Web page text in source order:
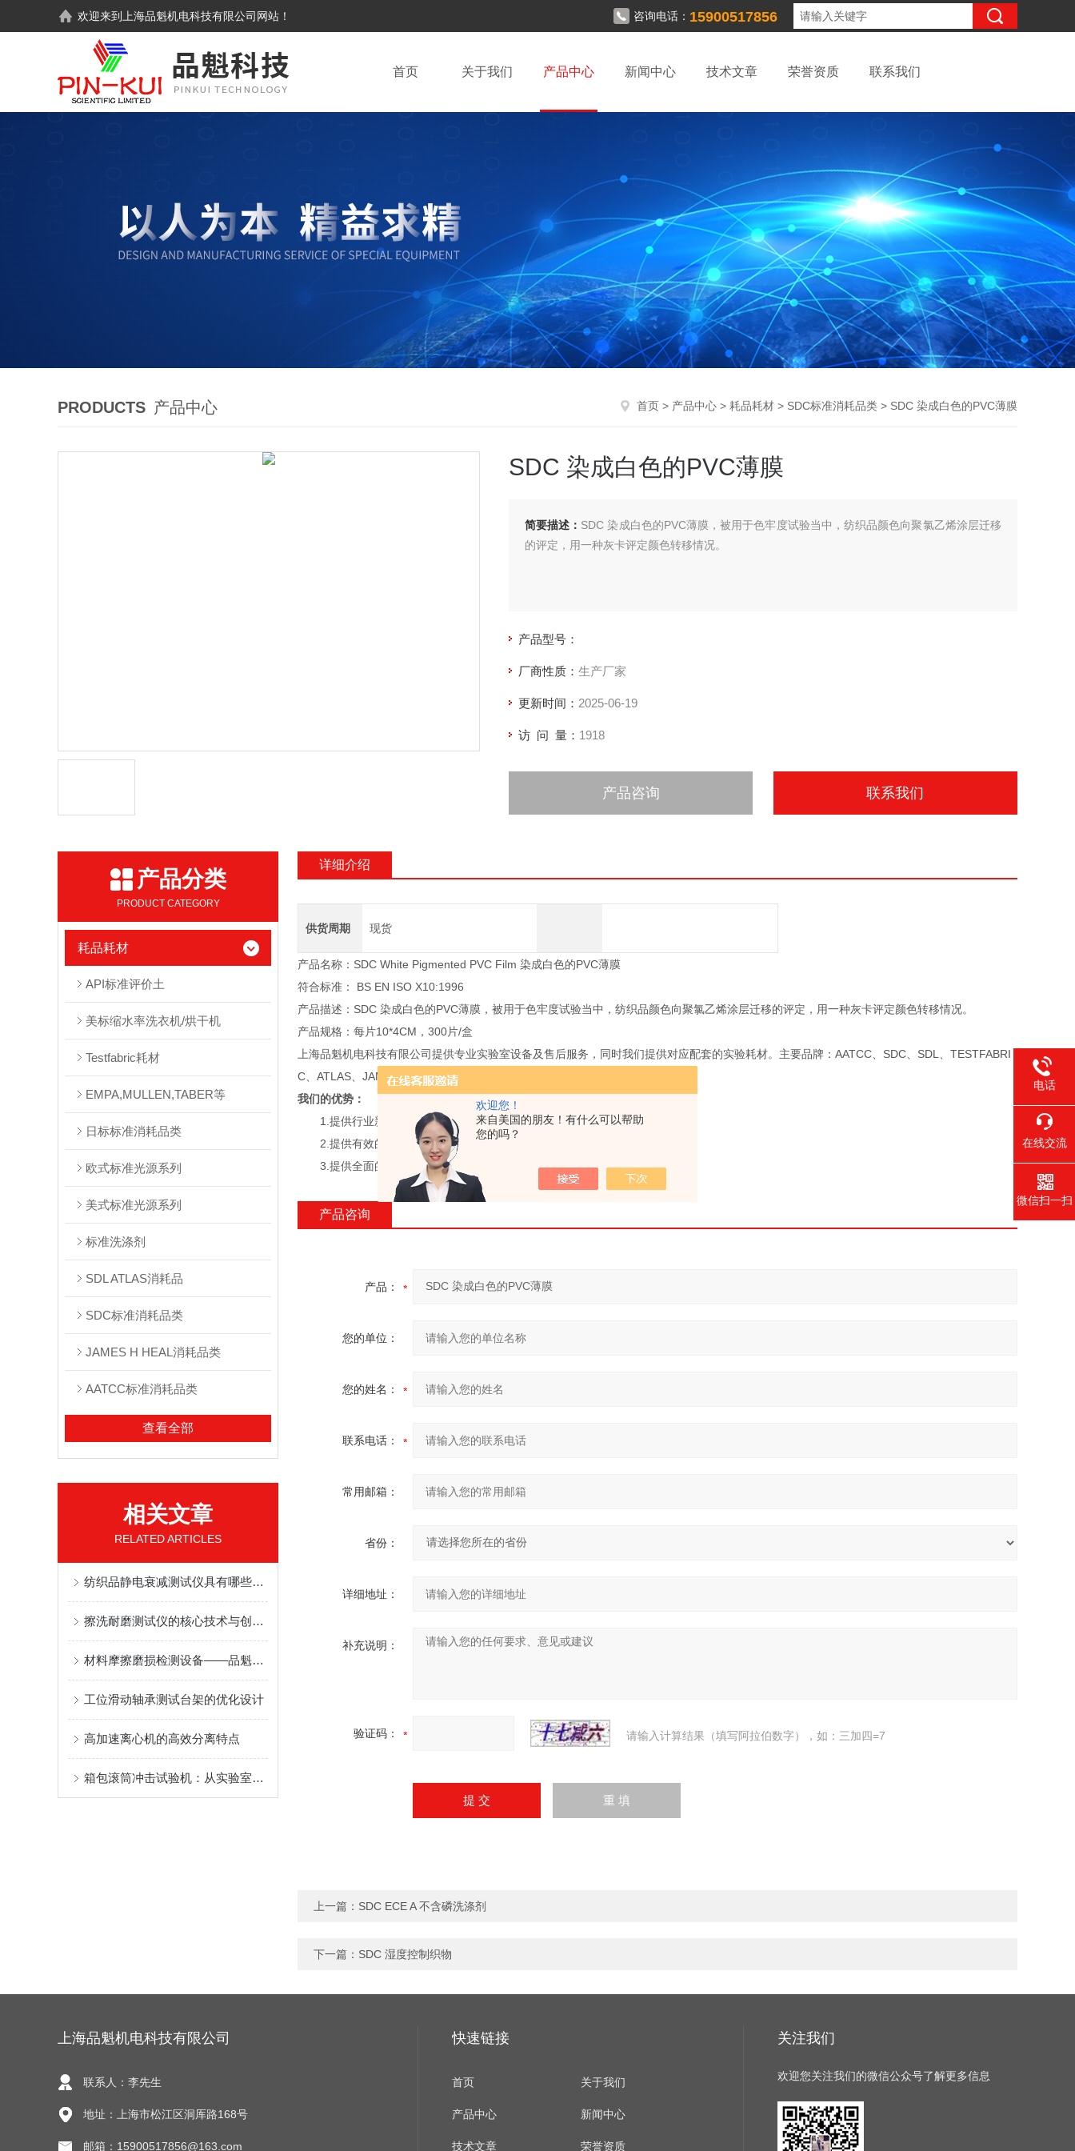
欢迎您！
来自美国的朋友！有什么可以帮助
您的吗？
欢迎来到 上海品魁机电科技有限公司 网站！ 咨询电话： 15900517856
首页 关于我们 产品中心 新闻中心 技术文章 荣誉资质 联系我们
PRODUCTS 产品中心 首页 > 产品中心 > 耗品耗材 > SDC标准消耗品类 > SDC 染成白色的PVC薄膜
SDC 染成白色的PVC薄膜
简要描述： SDC 染成白色的PVC薄膜，被用于色牢度试验当中，纺织品颜色向聚氯乙烯涂层迁移
的评定，用一种灰卡评定颜色转移情况。
产品型号：
厂商性质： 生产厂家
更新时间： 2025-06-19
访 问 量： 1918
产品咨询 联系我们
产品分类
PRODUCT CATEGORY
耗品耗材
API标准评价土
美标缩水率洗衣机/烘干机
Testfabric耗材
EMPA,MULLEN,TABER等
日标标准消耗品类
欧式标准光源系列
美式标准光源系列
标准洗涤剂
SDL ATLAS消耗品
SDC标准消耗品类
JAMES H HEAL消耗品类
AATCC标准消耗品类
查看全部
相关文章
RELATED ARTICLES
纺织品静电衰减测试仪具有哪些突出特点
擦洗耐磨测试仪的核心技术与创新设计
材料摩擦磨损检测设备——品魁TE56多工位环块试验机厂商应用场景汇总
工位滑动轴承测试台架的优化设计
高加速离心机的高效分离特点
箱包滚筒冲击试验机：从实验室到日常出行的安全保障
详细介绍
供货周期 现货
产品名称：SDC White Pigmented PVC Film 染成白色的PVC薄膜
符合标准： BS EN ISO X10:1996
产品描述：SDC 染成白色的PVC薄膜，被用于色牢度试验当中，纺织品颜色向聚氯乙烯涂层迁移的评定，用一种灰卡评定颜色转移情况。
产品规格：每片10*4CM，300片/盒
上海品魁机电科技有限公司提供专业实验室设备及售后服务，同时我们提供对应配套的实验耗材。主要品牌：AATCC、SDC、SDL、TESTFABRI
C、ATLAS、JAMES、EMPA、MULLEN、TABER等等。
我们的优势：
1.提供行业新产品、新技术;
2.提供有效的技术支持和服务;
3.提供全面的实验室检测设备
产品咨询
产品：
您的单位：
您的姓名：
联系电话：
常用邮箱：
省份：
详细地址：
补充说明：
验证码： 请输入计算结果（填写阿拉伯数字），如：三加四=7
上一篇： SDC ECE A 不含磷洗涤剂
下一篇： SDC 湿度控制织物
上海品魁机电科技有限公司
联系人：李先生
地址：上海市松江区洞厍路168号
邮箱：15900517856@163.com
快速链接
首页 关于我们
产品中心 新闻中心
技术文章 荣誉资质
关注我们
欢迎您关注我们的微信公众号了解更多信息
电话
在线交流
微信扫一扫